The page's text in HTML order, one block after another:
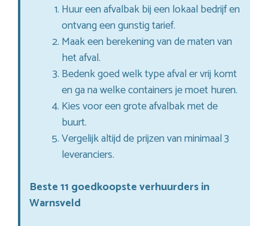
Huur een afvalbak bij een lokaal bedrijf en
ontvang een gunstig tarief.
Maak een berekening van de maten van
het afval.
Bedenk goed welk type afval er vrij komt
en ga na welke containers je moet huren.
Kies voor een grote afvalbak met de
buurt.
Vergelijk altijd de prijzen van minimaal 3
leveranciers.
Beste 11 goedkoopste verhuurders in
Warnsveld